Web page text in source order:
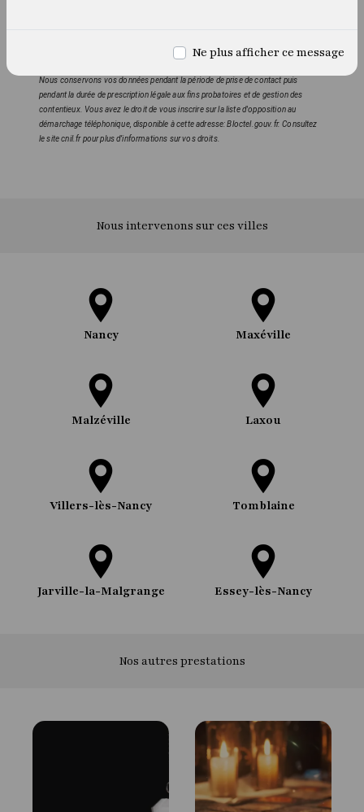
Ne plus afficher ce message
du Maréchal Juin 54000 Nancy ou par courrier électronique à l'adresse
Nous conservons vos données pendant la période de prise de contact puis
pendant la durée de prescription légale aux fins probatoires et de gestion des
contentieux. Vous avez le droit de vous inscrire sur la liste d'opposition au
démarchage téléphonique, disponible à cette adresse:Bloctel.gouv.fr. Consultez
le site cnil.fr pour plus d’informations sur vos droits.
Nous intervenons sur ces villes
Nancy Maxéville
Malzéville Laxou
Villers-lès-Nancy Tomblaine
Jarville-la-Malgrange Essey-lès-Nancy
Nos autres prestations